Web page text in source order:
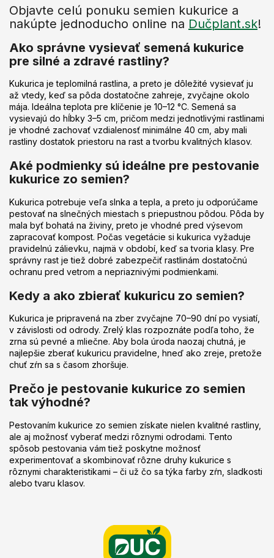
Objavte celú ponuku semien kukurice a
nakúpte jednoducho online na Dučplant.sk!
Ako správne vysievať semená kukurice
pre silné a zdravé rastliny?
Kukurica je teplomilná rastlina, a preto je dôležité vysievať ju
až vtedy, keď sa pôda dostatočne zahreje, zvyčajne okolo
mája. Ideálna teplota pre klíčenie je 10–12 °C. Semená sa
vysievajú do hĺbky 3–5 cm, pričom medzi jednotlivými rastlinami
je vhodné zachovať vzdialenosť minimálne 40 cm, aby mali
rastliny dostatok priestoru na rast a tvorbu kvalitných klasov.
Aké podmienky sú ideálne pre pestovanie
kukurice zo semien?
Kukurica potrebuje veľa slnka a tepla, a preto ju odporúčame
pestovať na slnečných miestach s priepustnou pôdou. Pôda by
mala byť bohatá na živiny, preto je vhodné pred výsevom
zapracovať kompost. Počas vegetácie si kukurica vyžaduje
pravidelnú zálievku, najmä v období, keď sa tvoria klasy. Pre
správny rast je tiež dobré zabezpečiť rastlinám dostatočnú
ochranu pred vetrom a nepriaznivými podmienkami.
Kedy a ako zbierať kukuricu zo semien?
Kukurica je pripravená na zber zvyčajne 70–90 dní po vysiatí,
v závislosti od odrody. Zrelý klas rozpoznáte podľa toho, že
zrna sú pevné a mliečne. Aby bola úroda naozaj chutná, je
najlepšie zberať kukuricu pravidelne, hneď ako zreje, pretože
chuť zŕn sa s časom zhoršuje.
Prečo je pestovanie kukurice zo semien
tak výhodné?
Pestovaním kukurice zo semien získate nielen kvalitné rastliny,
ale aj možnosť vyberať medzi rôznymi odrodami. Tento
spôsob pestovania vám tiež poskytne možnosť
experimentovať a skombinovať rôzne druhy kukurice s
rôznymi charakteristikami – či už čo sa týka farby zŕn, sladkosti
alebo tvaru klasov.